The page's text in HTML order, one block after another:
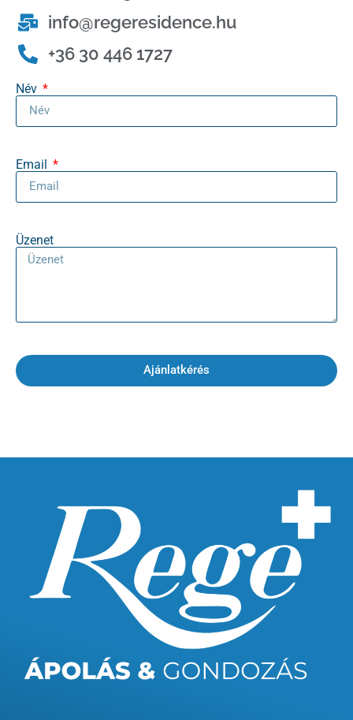
info@regeresidence.hu
+36 30 446 1727
Név
Email
Üzenet
Ajánlatkérés